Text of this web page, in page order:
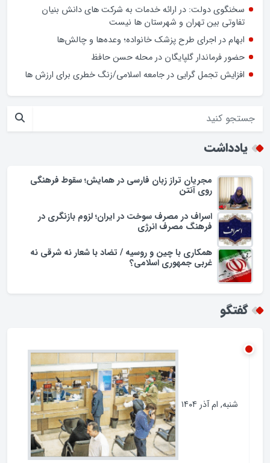
سخنگوی دولت: در ارائه خدمات به شرکت های دانش بنیان
تفاوتی بین تهران و شهرستان ها نیست
ابهام در اجرای طرح پزشک خانواده؛ وعده‌ها و چالش‌ها
حضور فرماندار گلپایگان در محله حسن حافظ
افزایش تجمل گرایی در جامعه اسلامی/زنگ خطری برای ارزش ها
یادداشت
مجریان تراز زبان فارسی در همایش؛ سقوط فرهنگی
روی آنتن
اسراف در مصرف سوخت در ایران؛ لزوم بازنگری در
فرهنگ مصرف انرژی
همکاری با چین و روسیه / تضاد با شعار نه شرقی نه
غربی جمهوری اسلامی؟
گفتگو
شنبه, ام آذر ۱۴۰۴